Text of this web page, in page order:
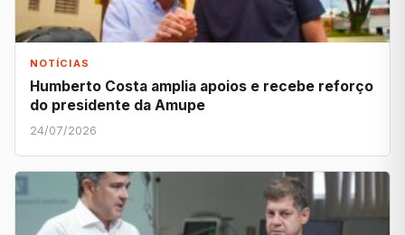
NOTÍCIAS
Humberto Costa amplia apoios e recebe reforço
do presidente da Amupe
24/07/2026